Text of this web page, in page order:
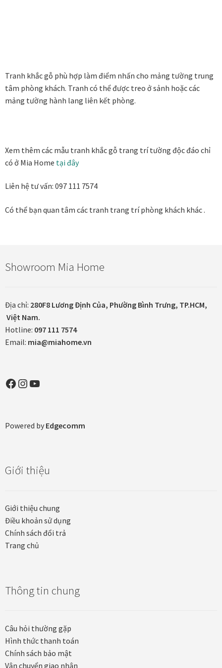
Đóng khung tranh kính cho tranh ảnh, giấy mỹ thuật,
poster, bản vẽ tay
In ảnh theo yêu cầu
In tranh canvas theo yêu cầu
in tranh mica
Khung ảnh cưới
Kim liên vạn phúc phòng thờ
Liên hệ
Nghệ thuật sơn mài dát vàng
Phương thức thanh toán
Tranh khắc gỗ phù hợp làm điểm nhấn cho mảng tường trung
tâm phòng khách. Tranh có thể được treo ở sảnh hoặc các
mảng tường hành lang liên kết phòng.
Xem thêm các mẫu tranh khắc gỗ trang trí tường độc đáo chỉ
có ở Mia Home tại đây
Liên hệ tư vấn: 097 111 7574
Có thể bạn quan tâm các tranh trang trí phòng khách khác .
Showroom Mia Home
Địa chỉ: 280F8 Lương Định Của, Phường Bình Trưng, TP.HCM,
Việt Nam.
Hotline: 097 111 7574
Email: mia@miahome.vn
Facebook
Instagram
YouTube
Powered by Edgecomm
Giới thiệu
Giới thiệu chung
Điều khoản sử dụng
Chính sách đổi trả
Trang chủ
Thông tin chung
Câu hỏi thường gặp
Hình thức thanh toán
Chính sách bảo mật
Vận chuyển giao nhận